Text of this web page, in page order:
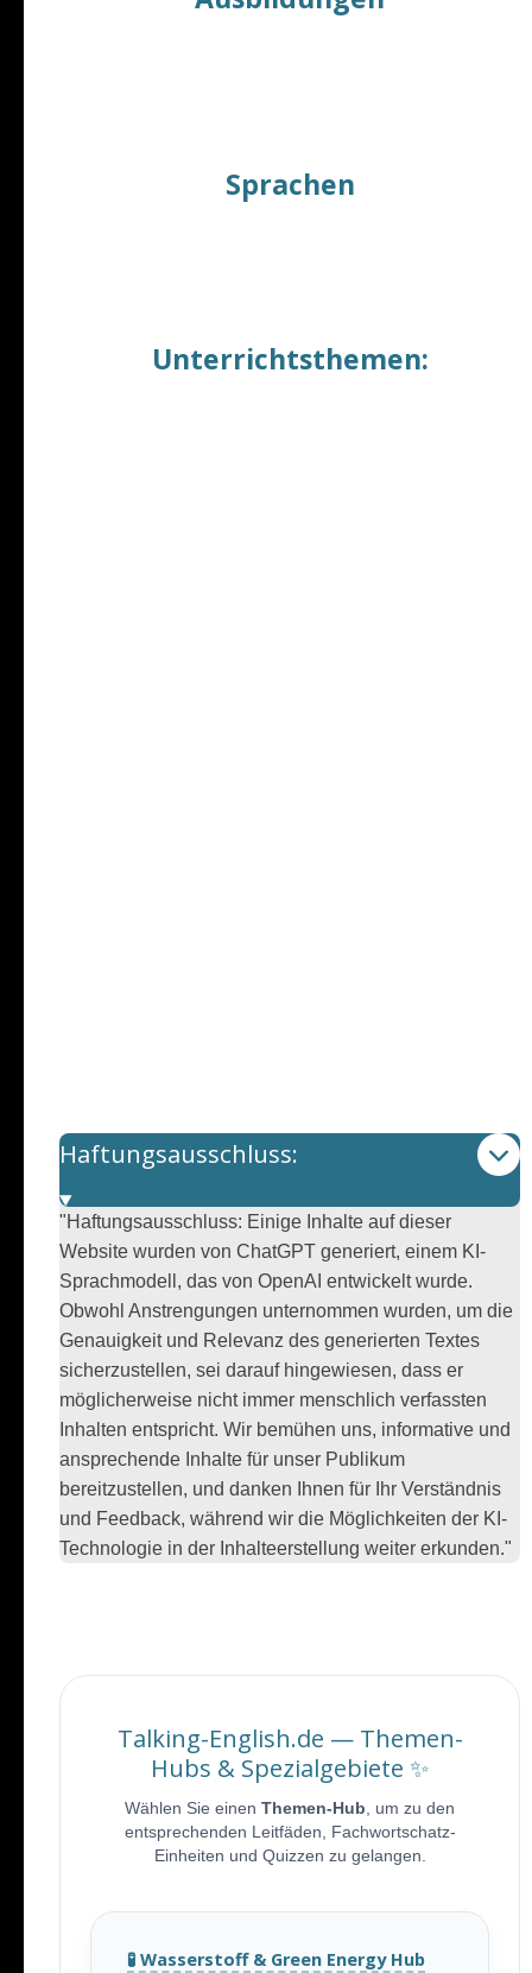
Sprachen
Unterrichtsthemen:
Haftungsausschluss:
"Haftungsausschluss: Einige Inhalte auf dieser
Website wurden von ChatGPT generiert, einem KI-
Sprachmodell, das von OpenAI entwickelt wurde.
Obwohl Anstrengungen unternommen wurden, um die
Genauigkeit und Relevanz des generierten Textes
sicherzustellen, sei darauf hingewiesen, dass er
möglicherweise nicht immer menschlich verfassten
Inhalten entspricht. Wir bemühen uns, informative und
ansprechende Inhalte für unser Publikum
bereitzustellen, und danken Ihnen für Ihr Verständnis
und Feedback, während wir die Möglichkeiten der KI-
Technologie in der Inhalteerstellung weiter erkunden."
Talking-English.de — Themen-
Hubs & Spezialgebiete ✨
Wählen Sie einen Themen-Hub, um zu den
entsprechenden Leitfäden, Fachwortschatz-
Einheiten und Quizzen zu gelangen.
🧪 Wasserstoff & Green Energy Hub